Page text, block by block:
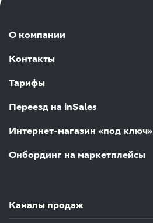
О компании
Контакты
Тарифы
Переезд на inSales
Интернет-магазин «под ключ»
Онбординг на маркетплейсы
Каналы продаж